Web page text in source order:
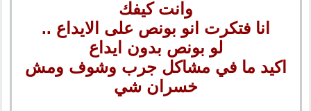
وانت كيفك
انا فتكرت انو بونص على الايداع ..
لو بونص بدون ايداع
اكيد ما في مشاكل جرب وشوف ومش
خسران شي